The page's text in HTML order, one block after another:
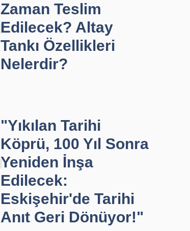
Zaman Teslim
Edilecek? Altay
Tankı Özellikleri
Nelerdir?
"Yıkılan Tarihi
Köprü, 100 Yıl Sonra
Yeniden İnşa
Edilecek:
Eskişehir'de Tarihi
Anıt Geri Dönüyor!"